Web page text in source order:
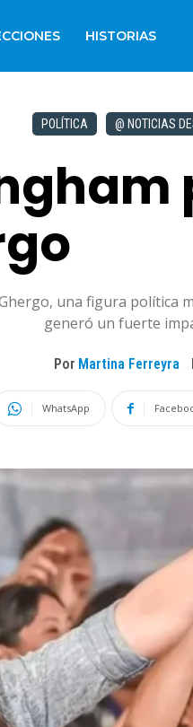
HISTORIAS
POLÍTICA @ NOTICIAS
una figura política
generó un fuerte
Por Martina Ferreyra
WhatsApp